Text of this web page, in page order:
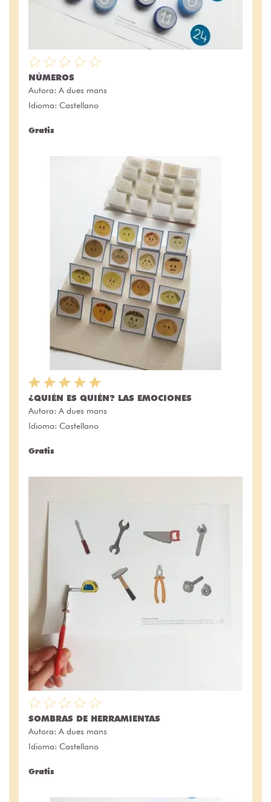
NÚMEROS
Autora: A dues mans
Idioma: Castellano
Gratis
¿QUIÉN ES QUIÉN? LAS EMOCIONES
Autora: A dues mans
Idioma: Castellano
Gratis
SOMBRAS DE HERRAMIENTAS
Autora: A dues mans
Idioma: Castellano
Gratis